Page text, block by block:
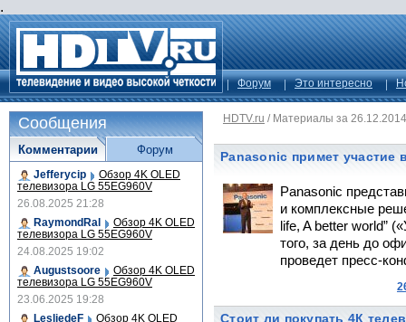
.
Форум Это интересно
HDTV.ru / Материалы за 26.12.2014
Panasonic примет участие
Panasonic
и комплексные
life, A better world”
того, за день до
проведет пресс-
Стоит ли покупать 4К
Сообщения
Комментарии
Jefferycip Обзор 4K OLED
телевизора LG 55EG960V
26.08.2025 21:28
RaymondRal
Обзор 4K OLED
телевизора LG 55EG960V
24.08.2025 19:02
Augustsoore
Обзор 4K OLED
телевизора LG 55EG960V
23.06.2025 19:28
LesliedeF
Обзор 4K OLED
Форум